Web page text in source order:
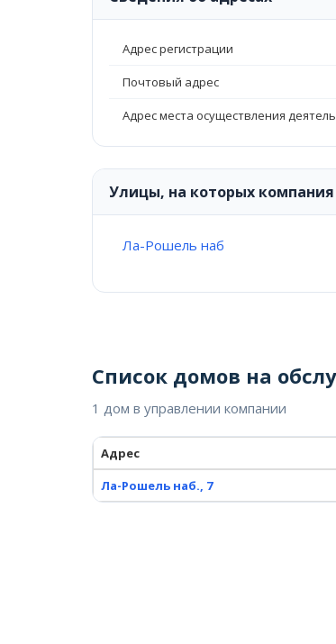
Адрес регистрации
Почтовый адрес
Адрес места осуществления
Улицы, на которых
Ла-Рошель наб
Список домов на
1 дом в управлении компании
Адрес
Ла-Рошель наб., 7